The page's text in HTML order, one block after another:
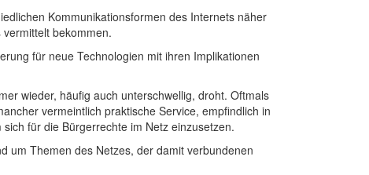
Kommunikationsformen des Internets näher
bekommen.
für neue Technologien mit ihren Implikationen
wieder, häufig auch unterschwellig, droht. Oftmals
vermeintlich praktische Service, empfindlich in
für die Bürgerrechte im Netz einzusetzen.
um Themen des Netzes, der damit verbundenen